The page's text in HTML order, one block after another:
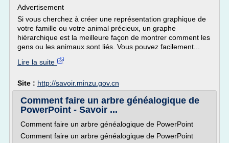
Advertisement
Si vous cherchez à créer une représentation graphique de
votre famille ou votre animal précieux, un graphe
hiérarchique est la meilleure façon de montrer comment les
gens ou les animaux sont liés. Vous pouvez facilement...
Lire la suite
Site : http://savoir.minzu.gov.cn
Comment faire un arbre généalogique de
PowerPoint - Savoir ...
Comment faire un arbre généalogique de PowerPoint
Comment faire un arbre généalogique de PowerPoint